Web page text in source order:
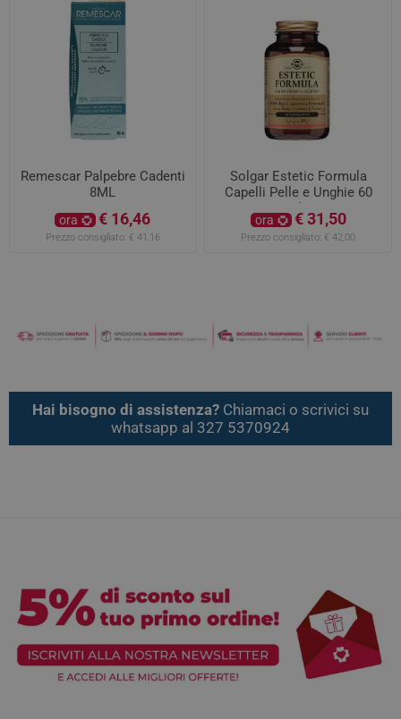
Remescar Palpebre Cadenti
8ML
ora € 16,46
Prezzo consigliato: € 41,16
Solgar Estetic Formula
Capelli Pelle e Unghie 60
tavolette
ora € 31,50
Prezzo consigliato: € 42,00
Hai bisogno di assistenza? Chiamaci o scrivici su
whatsapp al 327 5370924